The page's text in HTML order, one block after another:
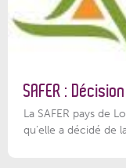
SAFER :
La SAFER pays de
qu’elle a décidé de